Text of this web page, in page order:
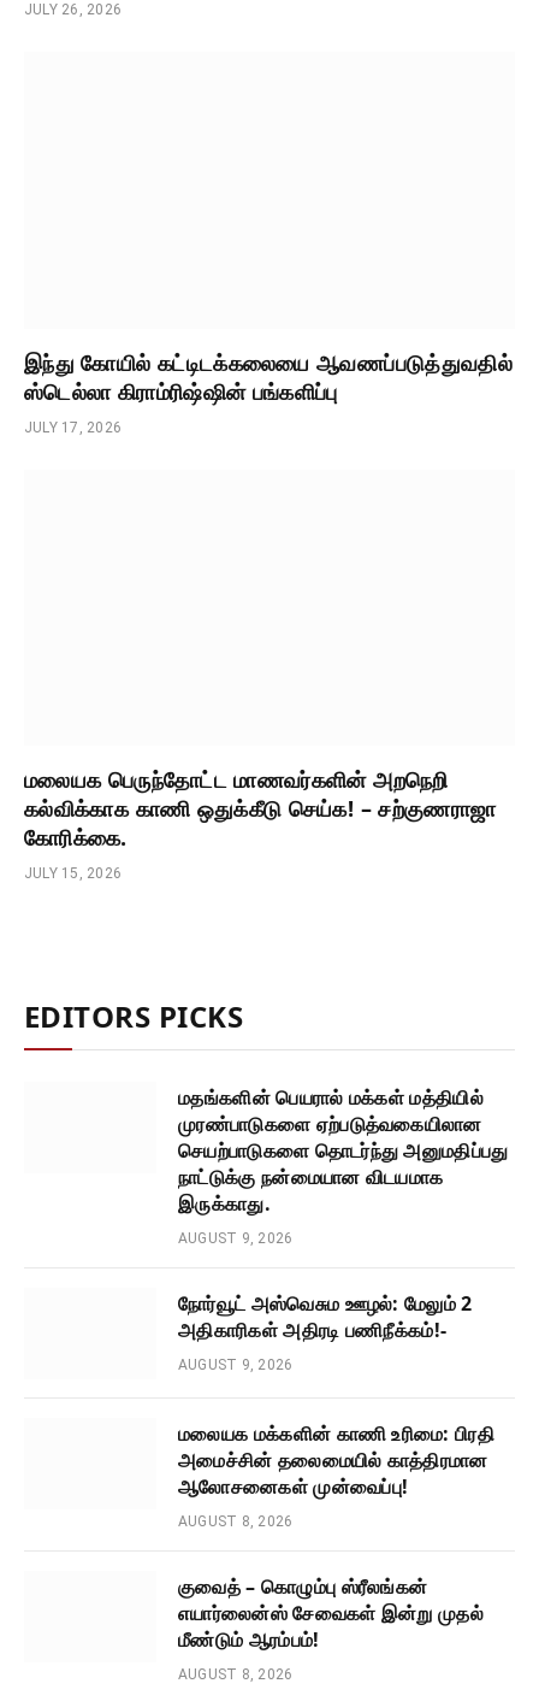
JULY 26, 2026
இந்து கோயில் கட்டிடக்கலையை ஆவணப்படுத்துவதில்
ஸ்டெல்லா கிராம்ரிஷ்ஷின் பங்களிப்பு
JULY 17, 2026
மலையக பெருந்தோட்ட மாணவர்களின் அறநெறி
கல்விக்காக காணி ஒதுக்கீடு செய்க! – சற்குணராஜா
கோரிக்கை.
JULY 15, 2026
EDITORS PICKS
மதங்களின் பெயரால் மக்கள் மத்தியில்
முரண்பாடுகளை ஏற்படுத்வகையிலான
செயற்பாடுகளை தொடர்ந்து அனுமதிப்பது
நாட்டுக்கு நன்மையான விடயமாக
இருக்காது.
AUGUST 9, 2026
நோர்வூட் அஸ்வெசும ஊழல்: மேலும் 2
அதிகாரிகள் அதிரடி பணிநீக்கம்!-
AUGUST 9, 2026
மலையக மக்களின் காணி உரிமை: பிரதி
அமைச்சின் தலைமையில் காத்திரமான
ஆலோசனைகள் முன்வைப்பு!
AUGUST 8, 2026
குவைத் – கொழும்பு ஸ்ரீலங்கன்
எயார்லைன்ஸ் சேவைகள் இன்று முதல்
மீண்டும் ஆரம்பம்!
AUGUST 8, 2026